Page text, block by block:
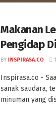
Makanan
Pengidap
BY INSPIRASA.CO
Inspirasa.co -
sanak saudara,
minuman yang